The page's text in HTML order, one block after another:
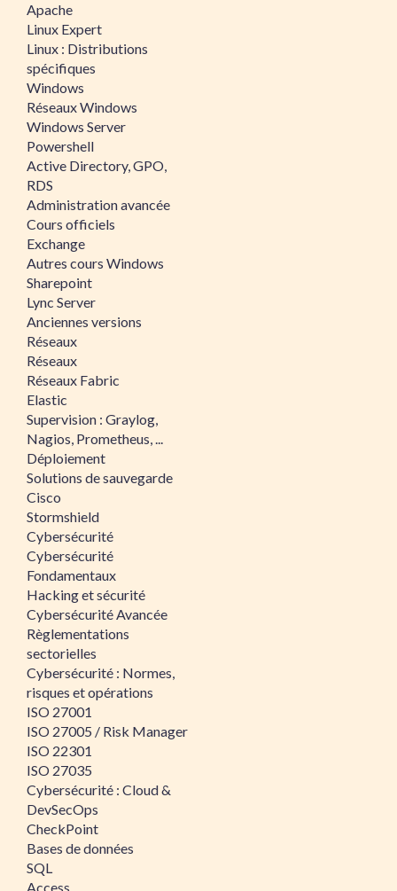
Apache
Linux Expert
Linux : Distributions
spécifiques
Windows
Réseaux Windows
Windows Server
Powershell
Active Directory, GPO,
RDS
Administration avancée
Cours officiels
Exchange
Autres cours Windows
Sharepoint
Lync Server
Anciennes versions
Réseaux
Réseaux
Réseaux Fabric
Elastic
Supervision : Graylog,
Nagios, Prometheus, ...
Déploiement
Solutions de sauvegarde
Cisco
Stormshield
Cybersécurité
Cybersécurité
Fondamentaux
Hacking et sécurité
Cybersécurité Avancée
Règlementations
sectorielles
Cybersécurité : Normes,
risques et opérations
ISO 27001
ISO 27005 / Risk Manager
ISO 22301
ISO 27035
Cybersécurité : Cloud &
DevSecOps
CheckPoint
Bases de données
SQL
Access